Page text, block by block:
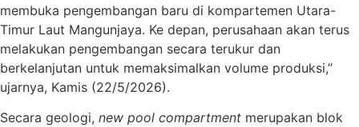
membuka pengembangan baru di kompartemen Utara-
Timur Laut Mangunjaya. Ke depan, perusahaan akan terus
melakukan pengembangan secara terukur dan
berkelanjutan untuk memaksimalkan volume produksi,”
ujarnya, Kamis (22/5/2026).
Secara geologi, new pool compartment merupakan blok